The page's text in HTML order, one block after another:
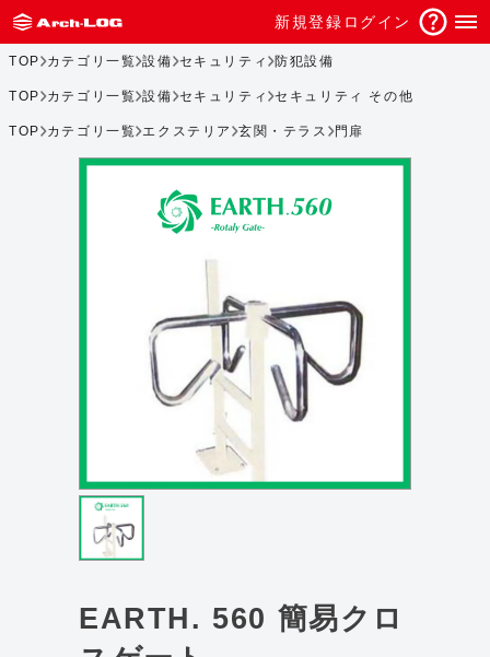
新規登録 ログイン
TOP カテゴリ一覧 設備 セキュリティ 防犯設備
TOP カテゴリ一覧 設備 セキュリティ セキュリティ その他
TOP カテゴリ一覧 エクステリア 玄関・テラス 門扉
EARTH. 560 簡易クロ